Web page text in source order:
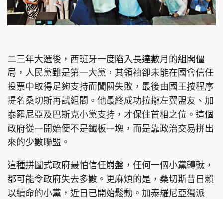
二三年大選後，西班牙一度陷入長達數月的組閣僵
局，人民黨雖是第一大黨，其領袖卻未能在國會信任
投票中取得足夠支持而闖關失敗，最後由國王按程序
提名桑切斯再試組閣。他最終成功拉攏左翼盟友、加
泰羅尼亞及巴斯克小黨支持，才保住首相之位。這個
政府從一開始便不是鐵板一塊，而是靠政治交易拼出
來的少數聯盟。
這種拼圖式政府最怕信任崩盤，任何一個小黨轉軚，
都可能令政府失去多數。更麻煩的是，桑切斯昔日賴
以續命的小黨，近日已開始鬆動。加泰羅尼亞獨派